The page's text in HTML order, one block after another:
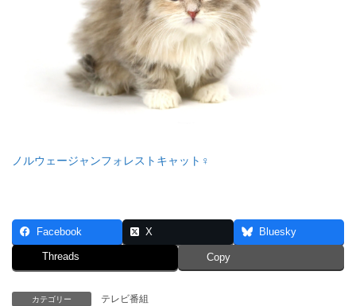
ノルウェージャンフォレストキャット♀
Facebook X Bluesky
Threads Copy
カテゴリー テレビ番組